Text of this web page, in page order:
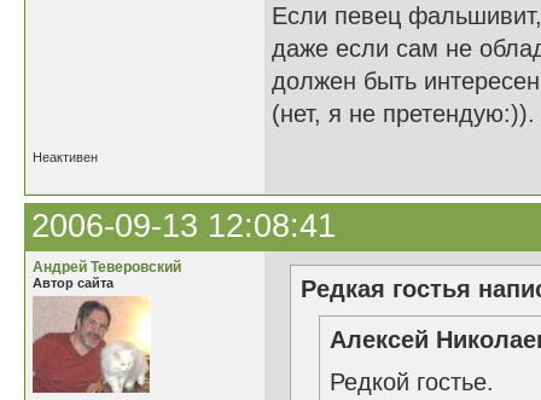
Если певец
даже если сам не
должен быть
(нет, я не претендую:)).
Неактивен
2006-09-13 12:08:41
Андрей Теверовский
Автор сайта
Редкая гостья
Алексей
Редкой гостье.